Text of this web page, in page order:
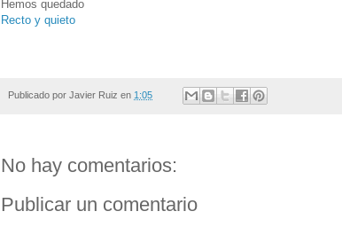
Hemos quedado
Recto y quieto
Publicado por Javier Ruiz en 1:05
No hay comentarios:
Publicar un comentario